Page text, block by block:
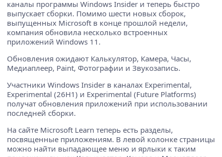
каналы программы Windows Insider и теперь быстро
выпускает сборки. Помимо шести новых сборок,
выпущенных Microsoft в конце прошлой недели,
компания обновила несколько встроенных
приложений Windows 11.
Обновления ожидают Калькулятор, Камера, Часы,
Медиаплеер, Paint, Фотографии и Звукозапись.
Участники Windows Insider в каналах Experimental,
Experimental (26H1) и Experimental (Future Platforms)
получат обновления приложений при использовании
последней сборки.
На сайте Microsoft Learn теперь есть разделы,
посвященные приложениям. В левой колонке страницы
можно найти выпадающее меню и ярлыки к таким